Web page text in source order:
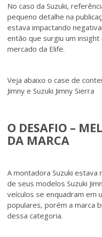
No caso da Suzuki,
pequeno detalhe na
estava impactando
então que surgiu um
mercado da Elife.
Veja abaixo o case de
Jimny e Suzuki Jimny Sierra
O DESAFIO –
DA MARCA
A montadora Suzuki estava
de seus modelos Suzuki
veículos se enquadram em
populares, porém a marca
dessa categoria.